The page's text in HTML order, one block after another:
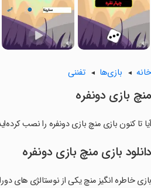
خانه بازی‌ها تفننی
منچ بازی دونفره
آیا تا کنون بازی منچ بازی دونفره را نصب
دانلود بازی منچ بازی دونفره
بازی خاطره انگیز منچ یکی از نوستالژی های